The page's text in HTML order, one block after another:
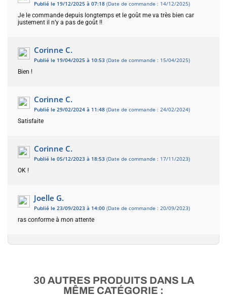
Publié le 19/12/2025 à 07:18 (Date de commande : 14/12/2025)
Je le commande depuis longtemps et le goût me va très bien car
justement il n’y a pas de goût !!
Corinne C.
Publié le 19/04/2025 à 10:53 (Date de commande : 15/04/2025)
Bien !
Corinne C.
Publié le 29/02/2024 à 11:48 (Date de commande : 24/02/2024)
Satisfaite
Corinne C.
Publié le 05/12/2023 à 18:53 (Date de commande : 17/11/2023)
OK !
Joelle G.
Publié le 23/09/2023 à 14:00 (Date de commande : 20/09/2023)
ras conforme à mon attente
30 AUTRES PRODUITS DANS LA
MÊME CATÉGORIE :